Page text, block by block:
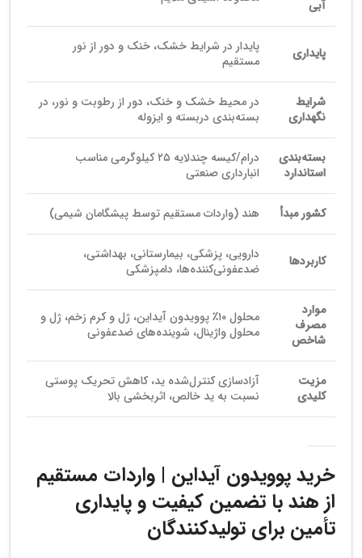
آبی
پایداری
پایدار در شرایط خشک، خنک و دور از نور
مستقیم
شرایط
نگهداری
در محیط خشک و خنک، دور از رطوبت و نور، در
بسته‌بندی دربسته و ایزوله
بسته‌بندی
استاندارد
درام/کیسه چندلایه ۲۵ کیلوگرمی مناسب
انبارداری صنعتی
کشور مبدأ هند (واردات مستقیم توسط پیشگامان شیمی)
کاربردها
دارویی، پزشکی، بیمارستانی، بهداشتی،
ضدعفونی‌کننده‌ها، دامپزشکی
موارد
مصرف
شاخص
محلول ۱۰٪ پوویدون آیداین، ژل و کرم زخم، ژل و
محلول واژینال، شوینده‌های ضدعفونی
مزیت
کلیدی
آزادسازی کنترل‌شده ید، کاهش تحریک پوستی
نسبت به ید خالص، اثربخشی بالا
خرید پوویدون آیداین | واردات مستقیم
از هند با تضمین کیفیت و پایداری
تأمین برای تولیدکنندگان